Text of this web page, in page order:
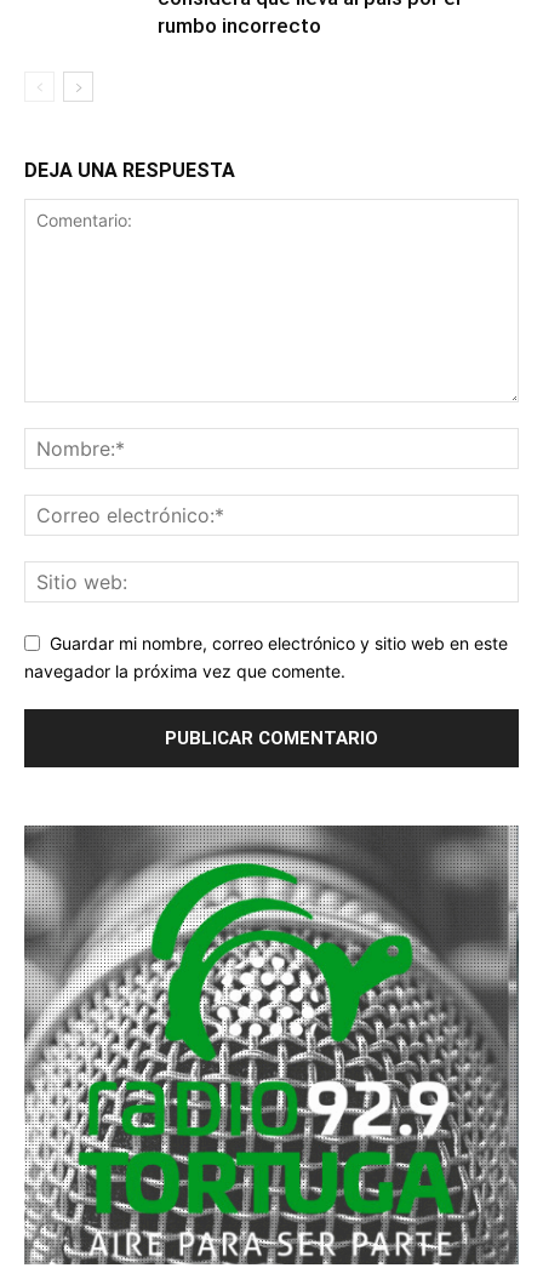
rumbo incorrecto
DEJA UNA RESPUESTA
Guardar mi nombre, correo electrónico y sitio web en este
navegador la próxima vez que comente.